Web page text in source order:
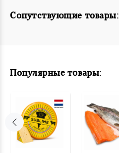
Сопутствующие товары:
Популярные товары: